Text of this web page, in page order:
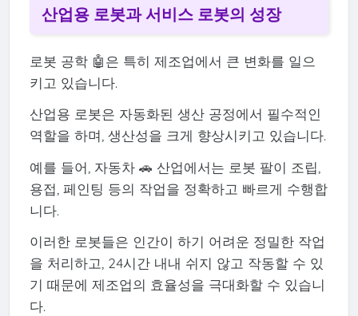
산업용 로봇과 서비스 로봇의 성장
로봇 공학 🤖은 특히 제조업에서 큰 변화를 일으
키고 있습니다.
산업용 로봇은 자동화된 생산 공정에서 필수적인
역할을 하며, 생산성을 크게 향상시키고 있습니다.
예를 들어, 자동차 🚗 산업에서는 로봇 팔이 조립,
용접, 페인팅 등의 작업을 정확하고 빠르게 수행합
니다.
이러한 로봇들은 인간이 하기 어려운 정밀한 작업
을 처리하고, 24시간 내내 쉬지 않고 작동할 수 있
기 때문에 제조업의 효율성을 극대화할 수 있습니
다.